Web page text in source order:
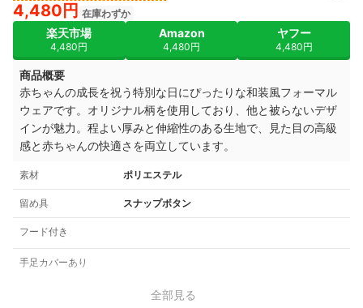
4,480円 在庫わずか
楽天市場
4,480円
Amazon
4,480円
ヤフー
4,480円
商品概要
赤ちゃんの成長を祝う特別な日にぴったりな和装風フォーマル
ウェアです。オリジナル柄を使用しており、他と被らないデザ
インが魅力。程よい厚みと伸縮性のある生地で、見た目の高級
感と赤ちゃんの快適さを両立しています。
素材 ポリエステル
留め具 スナップボタン
フード付き
手足カバーあり
全部見る